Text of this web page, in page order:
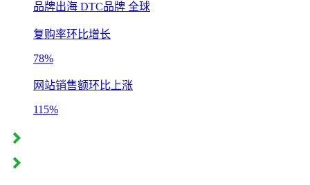
品牌出海 DTC品牌 全球
复购率环比增长
78%
网站销售额环比上涨
115%